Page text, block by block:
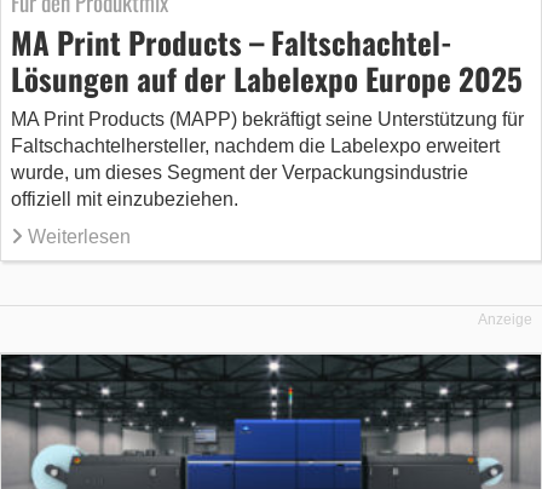
MA Print Products – Faltschachtel-
Lösungen auf der Labelexpo Europe 2025
MA Print Products (MAPP) bekräftigt seine Unterstützung für
Faltschachtelhersteller, nachdem die Labelexpo erweitert
wurde, um dieses Segment der Verpackungsindustrie
offiziell mit einzubeziehen.
Weiterlesen
Anzeige